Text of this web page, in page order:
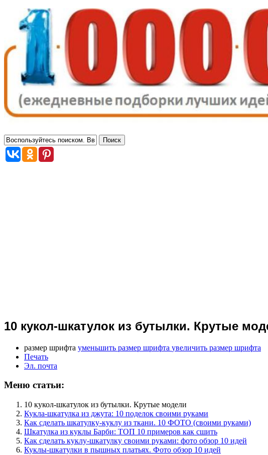
10 кукол-шкатулок из бутылки. Крутые
размер шрифта уменьшить размер шрифта увеличить размер шрифта
Печать
Эл. почта
Меню статьи:
10 кукол-шкатулок из бутылки. Крутые модели
Кукла-шкатулка из джута: 10 поделок своими руками
Как сделать шкатулку-куклу из ткани. 10 ФОТО (своими руками)
Шкатулка из куклы Барби: ТОП 10 примеров как сшить
Как сделать куклу-шкатулку своими руками: фото обзор 10 идей
Куклы-шкатулки в пышных платьях. Фото обзор 10 идей